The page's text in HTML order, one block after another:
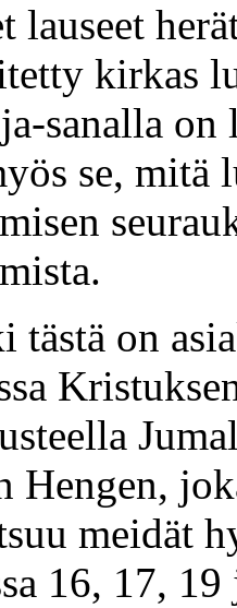
lauseet
kirkas
sanalla
se, mitä
tästä on
Hengen,
meidät
16, 17, 19